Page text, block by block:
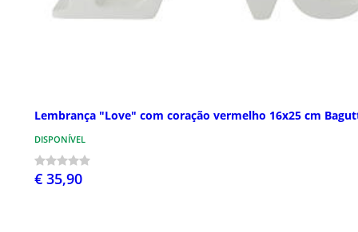
Lembrança "Love" com coração vermelho 16x25 cm
DISPONÍVEL
€ 35,90